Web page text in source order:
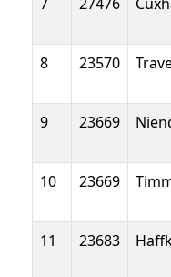
8 23570
9
23669
10 23669
11
23683